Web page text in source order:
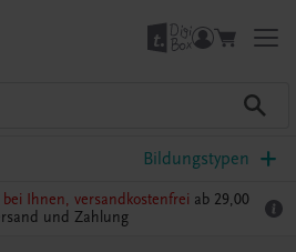
Bildungstypen
Ihnen, versandkostenfrei ab 29,00
und Zahlung